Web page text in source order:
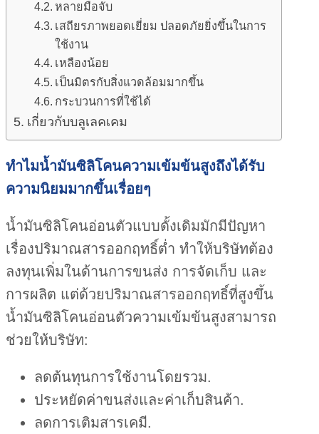
หลายมือจับ
เสถียรภาพยอดเยี่ยม ปลอดภัยยิ่งขึ้นในการ
ใช้งาน
เหลืองน้อย
เป็นมิตรกับสิ่งแวดล้อมมากขึ้น
กระบวนการที่ใช้ได้
เกี่ยวกับบลูเลคเคม
ทำไมน้ำมันซิลิโคนความเข้มข้นสูงถึงได้รับ
ความนิยมมากขึ้นเรื่อยๆ
น้ำมันซิลิโคนอ่อนตัวแบบดั้งเดิมมักมีปัญหา
เรื่องปริมาณสารออกฤทธิ์ต่ำ ทำให้บริษัทต้อง
ลงทุนเพิ่มในด้านการขนส่ง การจัดเก็บ และ
การผลิต แต่ด้วยปริมาณสารออกฤทธิ์ที่สูงขึ้น
น้ำมันซิลิโคนอ่อนตัวความเข้มข้นสูงสามารถ
ช่วยให้บริษัท:
ลดต้นทุนการใช้งานโดยรวม.
ประหยัดค่าขนส่งและค่าเก็บสินค้า.
ลดการเติมสารเคมี.